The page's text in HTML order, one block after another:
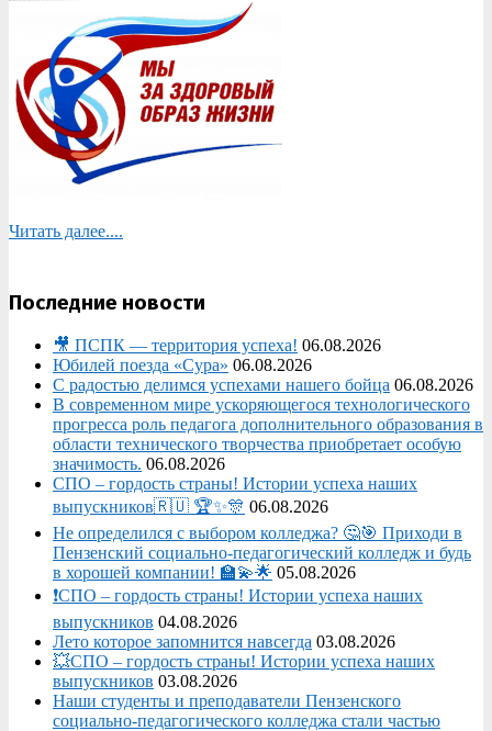
Читать далее....
Последние новости
🎥 ПСПК — территория успеха! 06.08.2026
Юбилей поезда «Сура» 06.08.2026
С радостью делимся успехами нашего бойца 06.08.2026
В современном мире ускоряющегося технологического
прогресса роль педагога дополнительного образования в
области технического творчества приобретает особую
значимость. 06.08.2026
СПО – гордость страны! Истории успеха наших
выпускников🇷🇺 🏆✨🎊 06.08.2026
Не определился с выбором колледжа? 🤔🎯 Приходи в
Пензенский социально-педагогический колледж и будь
в хорошей компании! 🏫💫🌟 05.08.2026
❗СПО – гордость страны! Истории успеха наших
выпускников 04.08.2026
Лето которое запомнится навсегда 03.08.2026
💥СПО – гордость страны! Истории успеха наших
выпускников 03.08.2026
Наши студенты и преподаватели Пензенского
социально‑педагогического колледжа стали частью